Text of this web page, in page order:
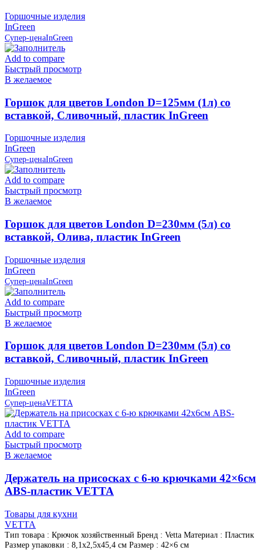
Горшочные изделия
InGreen
Супер-ценаInGreen
Add to compare
Быстрый просмотр
В желаемое
Горшок для цветов London D=125мм (1л) со
вставкой, Сливочный, пластик InGreen
Горшочные изделия
InGreen
Супер-ценаInGreen
Add to compare
Быстрый просмотр
В желаемое
Горшок для цветов London D=230мм (5л) со
вставкой, Олива, пластик InGreen
Горшочные изделия
InGreen
Супер-ценаInGreen
Add to compare
Быстрый просмотр
В желаемое
Горшок для цветов London D=230мм (5л) со
вставкой, Сливочный, пластик InGreen
Горшочные изделия
InGreen
Супер-ценаVETTA
Add to compare
Быстрый просмотр
В желаемое
Держатель на присосках с 6-ю крючками 42×6см
ABS-пластик VETTA
Товары для кухни
VETTA
Тип товара : Крючок хозяйственный Бренд : Vetta Материал : Пластик
Размер упаковки : 8,1х2,5х45,4 см Размер : 42×6 см